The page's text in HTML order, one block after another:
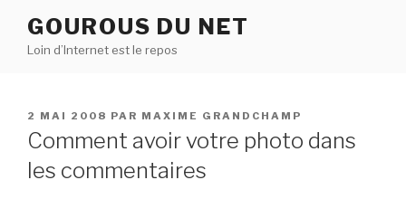
contenu
GOUROUS DU NET
Loin d’Internet est le repos
PUBLIÉ
LE
2 MAI 2008 PAR MAXIME GRANDCHAMP
Comment avoir votre photo dans
les commentaires